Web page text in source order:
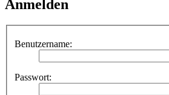
Anmelden
Benutzername:
Passwort: